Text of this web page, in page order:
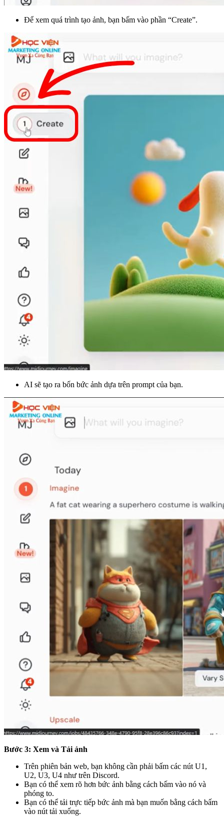
Để xem quá trình tạo ảnh, bạn bấm vào phần “Create”.
AI sẽ tạo ra bốn bức ảnh dựa trên prompt của bạn.
Bước 3: Xem và Tải ảnh
Trên phiên bản web, bạn không cần phải bấm các nút U1,
U2, U3, U4 như trên Discord.
Bạn có thể xem rõ hơn bức ảnh bằng cách bấm vào nó và
phóng to.
Bạn có thể tải trực tiếp bức ảnh mà bạn muốn bằng cách bấm
vào nút tải xuống.